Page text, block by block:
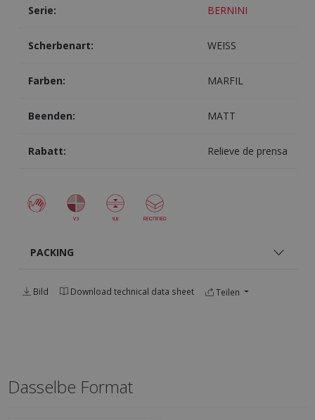
Serie: BERNINI
Scherbenart: WEISS
Farben: MARFIL
Beenden: MATT
Rabatt: Relieve de prensa
PACKING
Bild Download technical data sheet Teilen
Dasselbe Format